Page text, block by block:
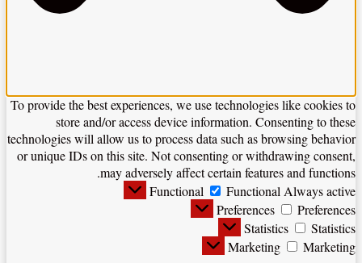
To provide the best experiences, we use technologies like cookies to
store and/or access device information. Consenting to these
technologies will allow us to process data such as browsing behavior
or unique IDs on this site. Not consenting or withdrawing consent,
may adversely affect certain features and functions.
Functional
FunctionalAlways active
Preferences
Preferences
Statistics
Statistics
Marketing
Marketing